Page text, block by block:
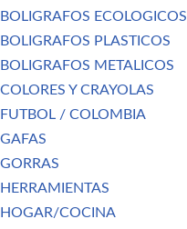
BOLIGRAFOS ECOLOGICOS
BOLIGRAFOS PLASTICOS
BOLIGRAFOS METALICOS
COLORES Y CRAYOLAS
FUTBOL / COLOMBIA
GAFAS
GORRAS
HERRAMIENTAS
HOGAR/COCINA